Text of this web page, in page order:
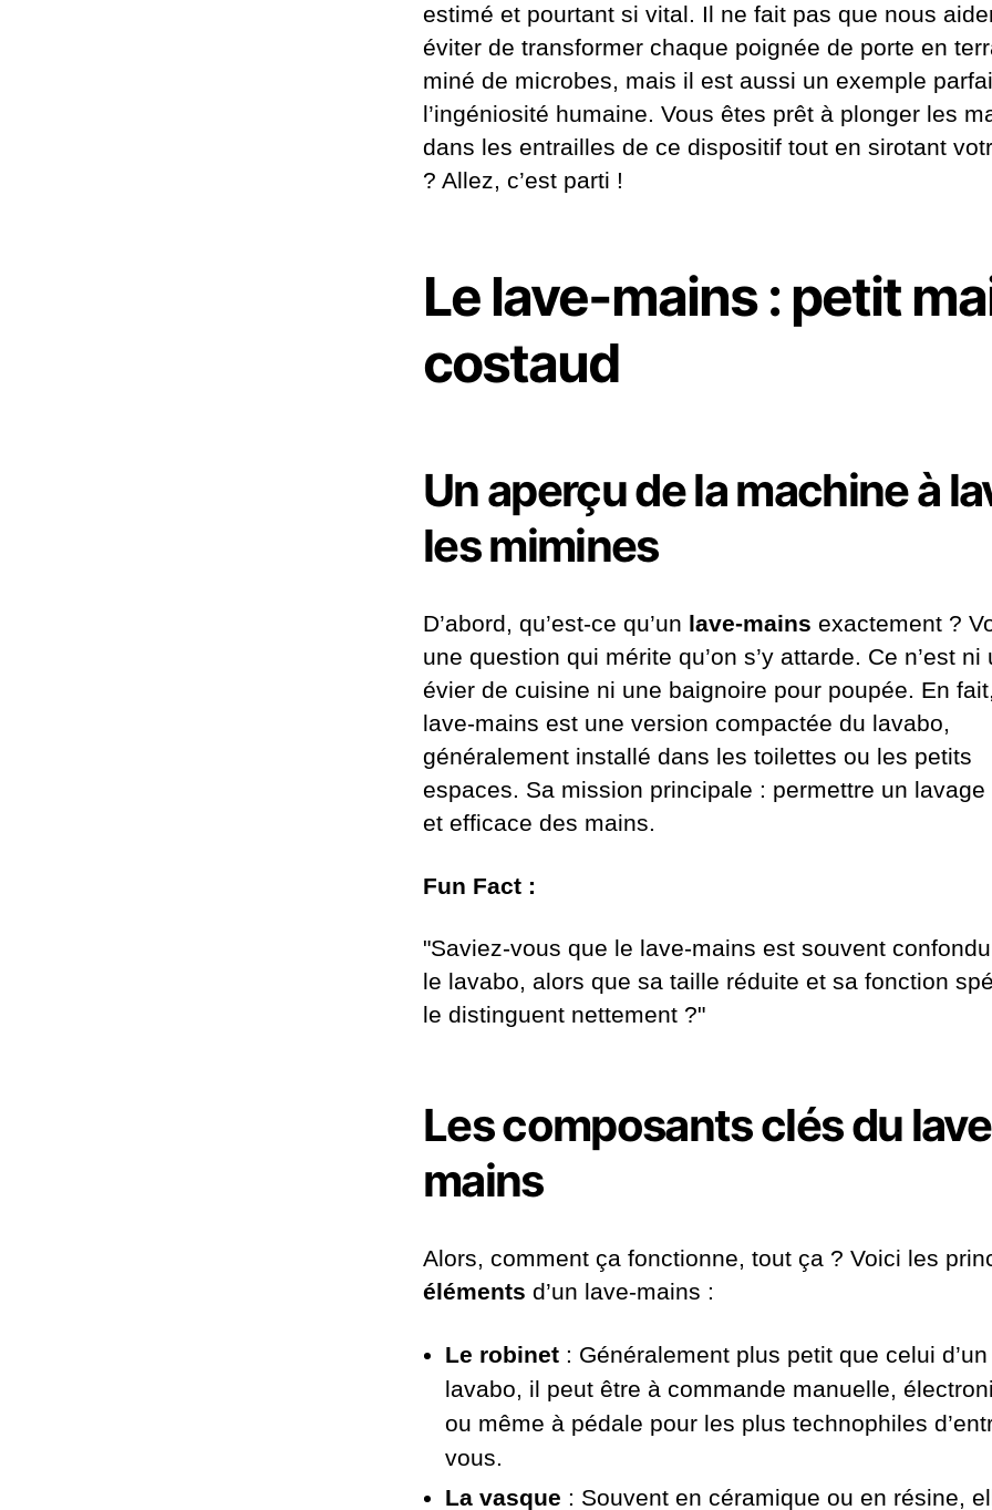
estimé et pourtant si vital. Il ne fait pas que nous
éviter de transformer chaque poignée de porte en
miné de microbes, mais il est aussi un exemple
l’ingéniosité humaine. Vous êtes prêt à plonger les
dans les entrailles de ce dispositif tout en sirotant
? Allez, c’est parti !
Le lave-mains : petit
costaud
Un aperçu de la machine à
les mimines
D’abord, qu’est-ce qu’un lave-mains exactement ?
une question qui mérite qu’on s’y attarde. Ce n’est ni
évier de cuisine ni une baignoire pour poupée. En
lave-mains est une version compactée du lavabo,
généralement installé dans les toilettes ou les petits
espaces. Sa mission principale : permettre un lavage
et efficace des mains.
Fun Fact :
"Saviez-vous que le lave-mains est souvent
le lavabo, alors que sa taille réduite et sa fonction
le distinguent nettement ?"
Les composants clés du
mains
Alors, comment ça fonctionne, tout ça ? Voici les
éléments d’un lave-mains :
Le robinet : Généralement plus petit que celui d’un
lavabo, il peut être à commande manuelle,
ou même à pédale pour les plus technophiles
vous.
La vasque : Souvent en céramique ou en résine,